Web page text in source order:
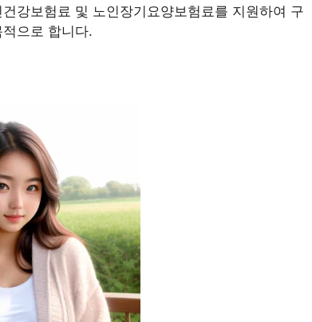
강보험료 및 노인장기요양보험료를 지원하여 구
으로 합니다.